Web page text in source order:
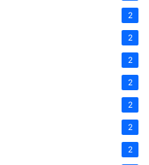
2
2
2
2
2
2
2